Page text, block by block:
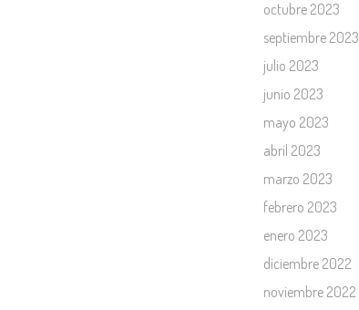
octubre 2023
septiembre 2023
julio 2023
junio 2023
mayo 2023
abril 2023
marzo 2023
febrero 2023
enero 2023
diciembre 2022
noviembre 2022